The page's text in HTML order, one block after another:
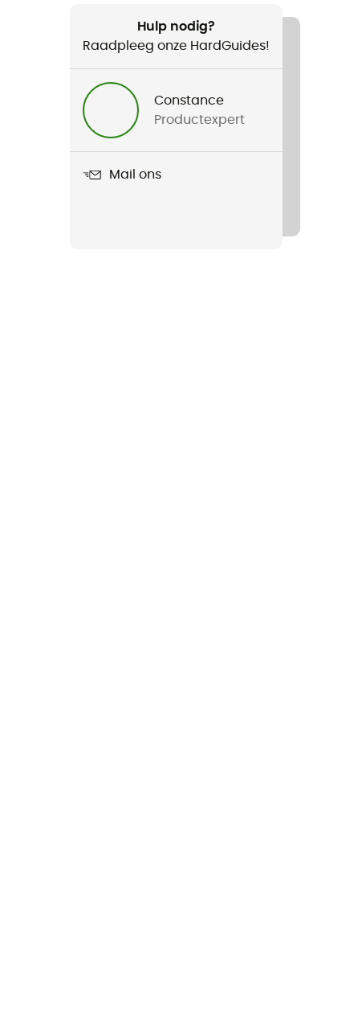
Hulp nodig?
Raadpleeg onze HardGuides!
Constance
Productexpert
Mail ons